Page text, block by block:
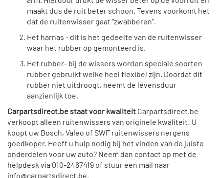
maakt dus de ruit beter schoon. Tevens voorkomt het
dat de ruitenwisser gaat "zwabberen".
Het harnas - dit is het gedeelte van de ruitenwisser
waar het rubber op gemonteerd is.
Het rubber- bij de wissers worden speciale soorten
rubber gebruikt welke heel flexibel zijn. Doordat dit
rubber niet uitdroogt, neemt de levensduur
aanzienlijk toe.
Carpartsdirect.be staat voor kwaliteit Carpartsdirect.be
verkoopt alleen ruitenwissers van originele kwaliteit! U
koopt uw Bosch, Valeo of SWF ruitenwissers nergens
goedkoper. Heeft u hulp nodig bij het vinden van de juiste
onderdelen voor uw auto? Neem dan contact op met de
helpdesk via 010-2467419 of stuur een mail naar
info@carpartsdirect.be.